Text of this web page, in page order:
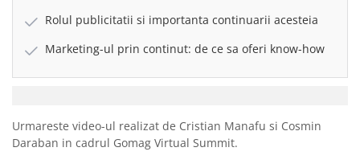
Rolul publicitatii si importanta continuarii acesteia
Marketing-ul prin continut: de ce sa oferi know-how
Urmareste video-ul realizat de Cristian Manafu si Cosmin
Daraban in cadrul Gomag Virtual Summit.